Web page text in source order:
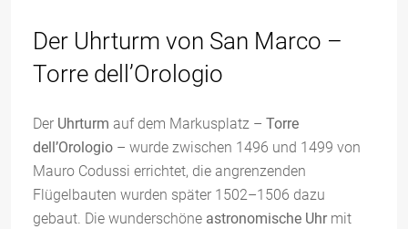
Der Uhrturm von San Marco –
Torre dell’Orologio
Der Uhrturm auf dem Markusplatz – Torre
dell’Orologio – wurde zwischen 1496 und 1499 von
Mauro Codussi errichtet, die angrenzenden
Flügelbauten wurden später 1502–1506 dazu
gebaut. Die wunderschöne astronomische Uhrmit